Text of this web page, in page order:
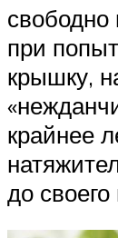
свободно
при
крышку,
крайнее
до